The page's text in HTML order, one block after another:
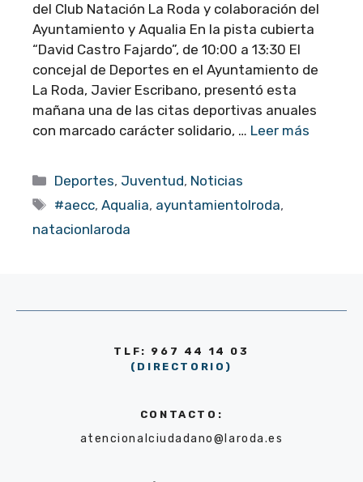
del Club Natación La Roda y colaboración del
Ayuntamiento y Aqualia En la pista cubierta
“David Castro Fajardo”, de 10:00 a 13:30 El
concejal de Deportes en el Ayuntamiento de
La Roda, Javier Escribano, presentó esta
mañana una de las citas deportivas anuales
con marcado carácter solidario, … Leer más
Categorías
Deportes, Juventud, Noticias
Etiquetas
#aecc,Aqualia, ayuntamientolroda,
natacionlaroda
TLF: 967 44 14 03
(DIRECTORIO)
CONTACTO:
atencionalciudadano@laroda.es